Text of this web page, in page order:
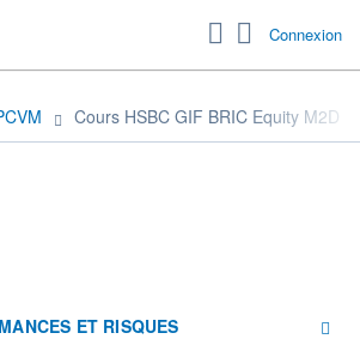
Connexion
Cours HSBC GIF BRIC Equity M2D
ET RISQUES